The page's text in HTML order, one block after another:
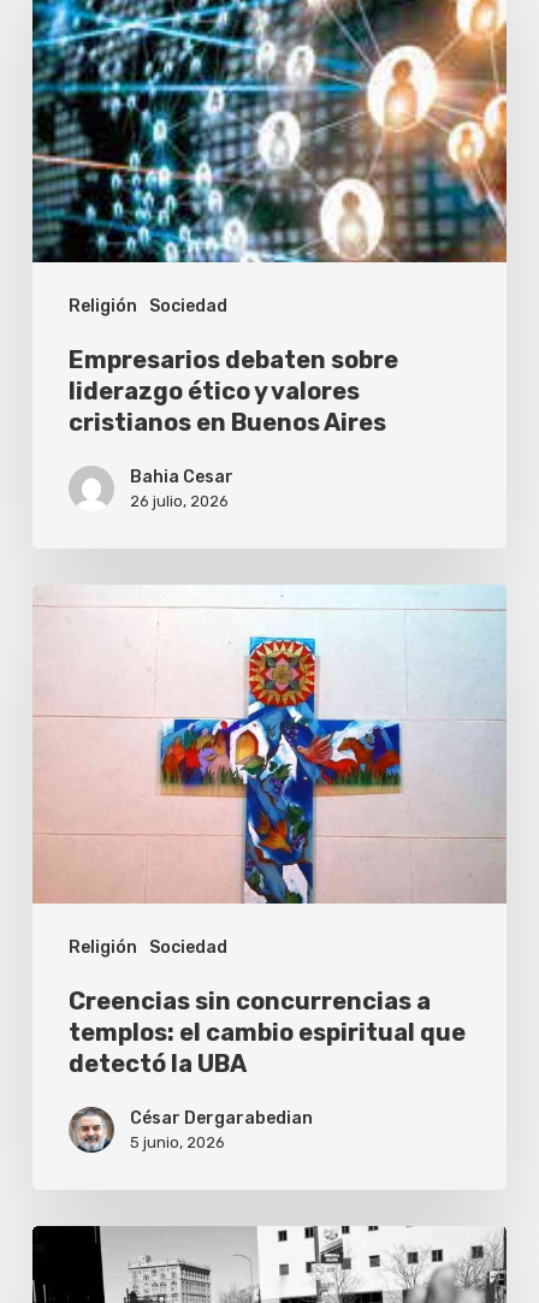
Religión Sociedad
sobre
liderazgo
ético
y
valores
cristianos
en
Buenos
AiresEmpresarios debaten sobre
liderazgo ético y valores
cristianos en Buenos Aires
Bahia Cesar
26 julio, 2026
Religión Sociedad
Creencias
a
cambio
que
detectó
UBA
Creencias sin concurrencias a
templos: el cambio espiritual que
detectó la UBA
César Dergarabedian
5 junio, 2026
por